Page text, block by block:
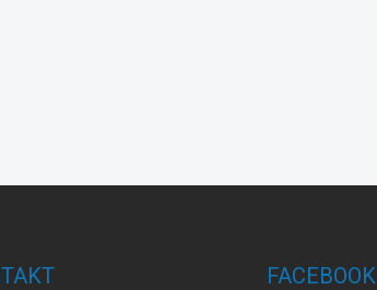
FACEBOOK